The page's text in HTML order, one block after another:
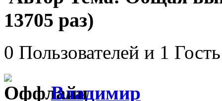
13705 раз)
0 Пользователей и 1
Влaдимир